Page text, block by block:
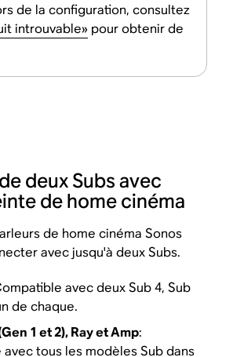
de la configuration, consultez
introuvable» pour obtenir de
deux Subs avec
de home cinéma
de home cinéma Sonos
avec jusqu'à deux Subs.
avec deux Sub 4, Sub
de chaque.
1 et 2), Ray et Amp:
tous les modèles Sub dans